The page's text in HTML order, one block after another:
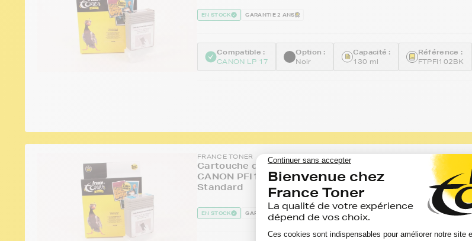
EN STOCK GARANTIE 2 ANS
Compatible :
CANON LP 17
Option :
Noir
Capacité :
130 ml
Référence :
FTPFI102BK
FRANCE TONER
Cartouche d'encre compatible FranceToner équivalent à
CANON PFI102C (0896B001) - CYAN (bleu) - Format
Standard
EN STOCK GARANTIE 2 ANS